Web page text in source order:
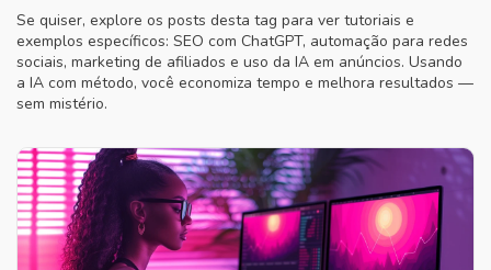
Se quiser, explore os posts desta tag para ver tutoriais e
exemplos específicos: SEO com ChatGPT, automação para redes
sociais, marketing de afiliados e uso da IA em anúncios. Usando
a IA com método, você economiza tempo e melhora resultados —
sem mistério.